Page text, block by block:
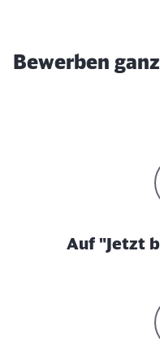
Bewerben
Auf "Jetzt